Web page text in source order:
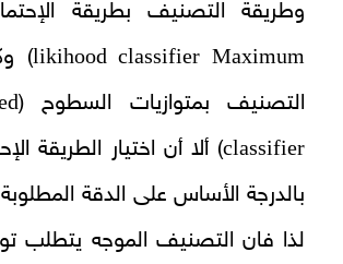
وطريقة التصنيف بطريقة
Maximum
likihood classifier
)
التصنيف بمتوازيات السطوح (
classifier) ألا أن اختيار الطريقة
بالدرجة الأساس على الدقة
لذا فان التصنيف الموجه يتطلب